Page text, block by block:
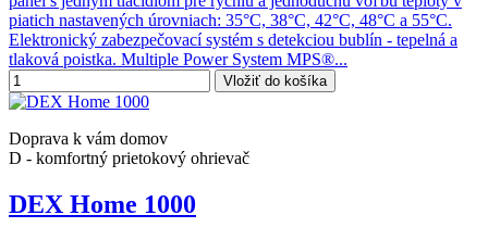
piatich nastavených úrovniach: 35°C, 38°C, 42°C, 48°C a 55°C.
Elektronický zabezpečovací systém s detekciou bublín - tepelná a
tlaková poistka. Multiple Power System MPS®...
Vložiť do košíka
Doprava k vám domov
D - komfortný prietokový ohrievač
DEX Home 1000